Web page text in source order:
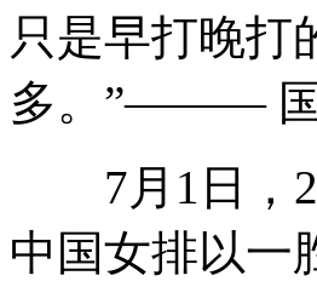
只是早打晚打
多。”——— 国
7月1日，
中国女排以一